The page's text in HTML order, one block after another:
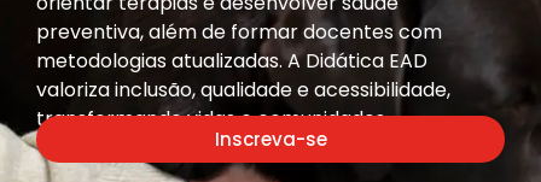
preventiva, além de formar docentes com
metodologias atualizadas. A Didática EAD
valoriza inclusão, qualidade e acessibilidade,
transformando vidas e comunidades.
Inscreva-se